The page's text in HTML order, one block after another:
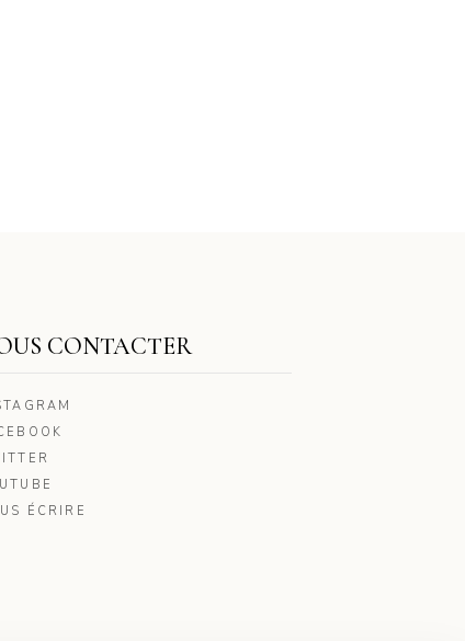
CONTACTER
ÉCRIRE